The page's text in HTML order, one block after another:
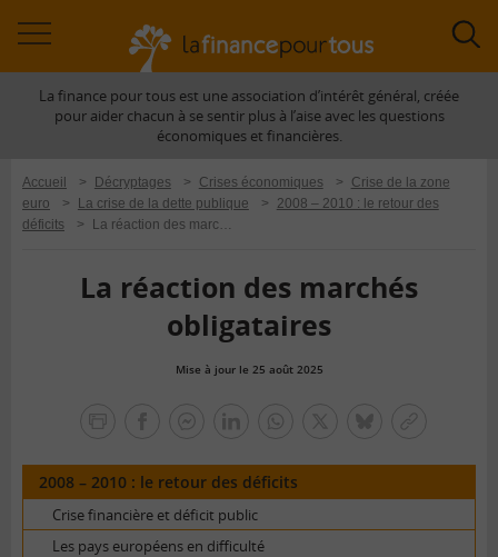
àLa finance pour tous est une association d’intérêt général, créée
pour aider chacun à se sentir plus à l’aise avec les questions
économiques et financières.
Accueil > Décryptages > Crises économiques >
Crise de la zone
euro
> La crise de la dette publique >
2008 – 2010 : le retour des
déficits
> La réaction des marchés obligataires
La réaction des marchés
obligataires
Mise à jour le 25 août 2025
tous
2008 – 2010 : le retour des déficits
Crise financière et déficit public
Les pays européens en difficulté